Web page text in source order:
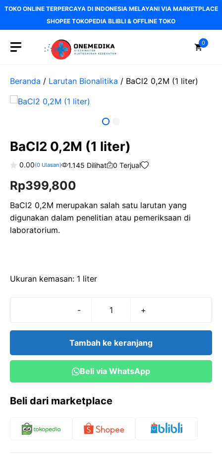
Langsung
isi
TOKO ONLINE TERPERCAYA DI INDONESIA MELAYANI VIA MARKETPLACE
SHOPEE TOKOPEDIA BLIBLI & OFFLINE TOKO
0
Beranda / Larutan Bionalitika / BaCl2 0,2M (1 liter)
BaCl2 0,2M (1 liter)
o
u
o
f
5
0.00(0Ulasan) 1.145 Dilihat 0 Terjual
Rp399,800
BaCl2 0,2M merupakan salah satu larutan yang
digunakan dalam penelitian atau pemeriksaan di
laboratorium.
Ukuran kemasan: 1 liter
-
Kuantitas
0,2M
+
Tambah ke keranjang
Beli via WhatsApp
Beli dari marketplace